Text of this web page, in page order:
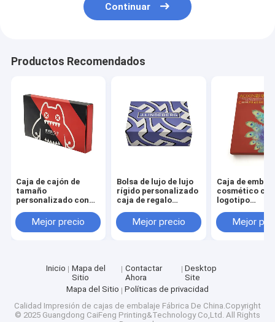
Continuar
Productos Recomendados
Caja de cajón de
tamaño
personalizado con
de laminación mat
para envases
Mejor precio
Bolsa de lujo de lujo
rígido personalizado
caja de regalo
con 3-7 días de
tiempo de muestra y
cosmético
Mejor precio
Caja de
cosmético con
logotipo
tamaño
personalizado
Mejor
Inicio
Mapa del
Sitio
Contactar
Ahora
Desktop
Site
Mapa del Sitio
Políticas de privacidad
Calidad Impresión de cajas de embalaje Fábrica De China.Copyright
© 2025 Guangdong CaiFeng Printing&Technology Co,Ltd. All Rights